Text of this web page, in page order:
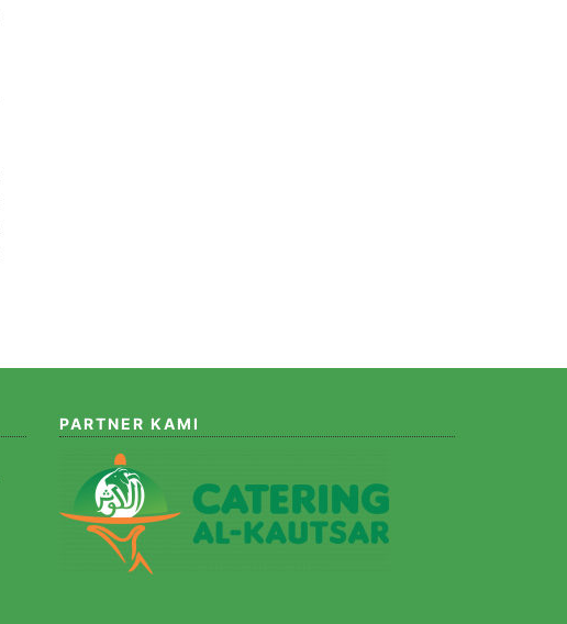
PARTNER KAMI